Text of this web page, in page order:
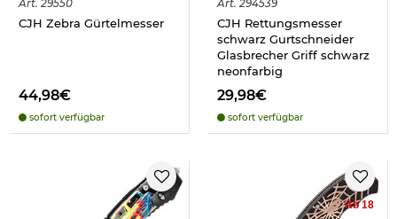
Art. 29550
CJH Zebra Gürtelmesser
44,98€
sofort verfügbar
Art. 294539
CJH Rettungsmesser
schwarz Gurtschneider
Glasbrecher Griff schwarz
neonfarbig
29,98€
sofort verfügbar
Ab 18